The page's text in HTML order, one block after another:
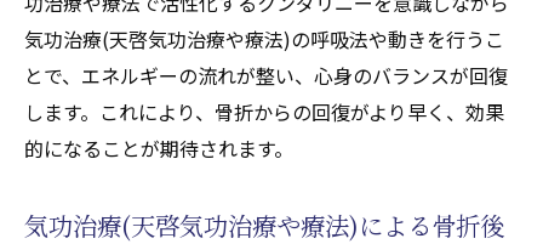
気功治療(天啓気功治療や療法)の呼吸法や動きを行うこ
とで、エネルギーの流れが整い、心身のバランスが回復
します。これにより、骨折からの回復がより早く、効果
的になることが期待されます。
気功治療(天啓気功治療や療法)による骨折後